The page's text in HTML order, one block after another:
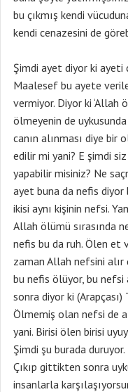
bu çıkmış kendi
kendi cenazesini de
Şimdi ayet diyor ki ayeti
Maalesef bu ayete
vermiyor. Diyor ki ‘Allah
ölmeyenin de uykusunda
canın alınması diye bir
edilir mi yani? E şimdi
yapabilir misiniz? Ne
ayet buna da nefis diyor
ikisi aynı kişinin nefsi.
Allah ölümü sırasında
nefis bu da ruh. Ölen et
zaman Allah nefsini alır
bu nefis ölüyor, bu nefsi
sonra diyor ki
Ölmemiş olan nefsi de
yani. Birisi ölen birisi
Şimdi şu burada duruyor.
Çıkıp gittikten sonra
insanlarla